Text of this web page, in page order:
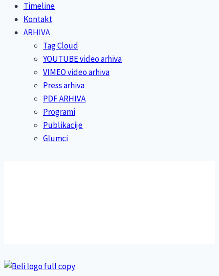
Timeline
Kontakt
ARHIVA
Tag Cloud
YOUTUBE video arhiva
VIMEO video arhiva
Press arhiva
PDF ARHIVA
Programi
Publikacije
Glumci